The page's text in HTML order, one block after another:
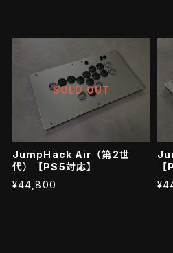
SOLD OUT
JumpHack Air（第2世
代）【PS5対応】
¥44,800